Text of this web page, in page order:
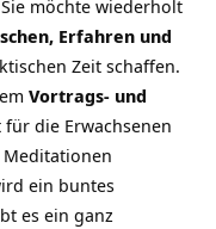
möchte wiederholt
Erfahren und
Zeit schaffen.
Vortrags- und
die Erwachsenen
ein buntes
es ein ganz